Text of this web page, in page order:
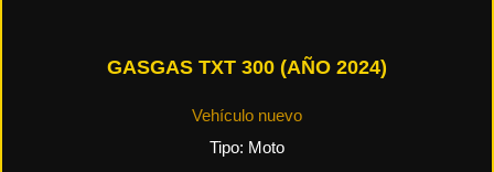
GASGAS TXT 300 (AÑO 2024)
Vehículo nuevo
Tipo: Moto